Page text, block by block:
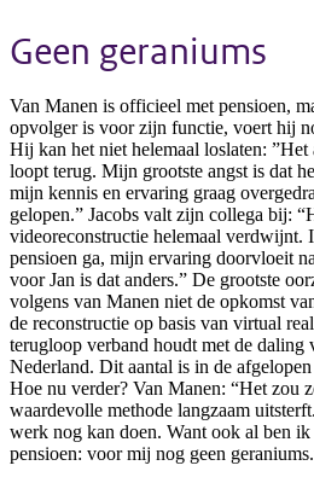
Geen geraniums
Van Manen is officieel met pensioen,
opvolger is voor zijn functie, voert hij
Hij kan het niet helemaal loslaten: ”Het
loopt terug. Mijn grootste angst is dat
mijn kennis en ervaring graag
gelopen.” Jacobs valt zijn collega bij:
videoreconstructie helemaal verdwijnt.
pensioen ga, mijn ervaring doorvloeit
voor Jan is dat anders.” De grootste
volgens van Manen niet de opkomst
de reconstructie op basis van virtual
terugloop verband houdt met de daling
Nederland. Dit aantal is in de
Hoe nu verder? Van Manen: “Het zou
waardevolle methode langzaam
werk nog kan doen. Want ook al ben ik
pensioen: voor mij nog geen